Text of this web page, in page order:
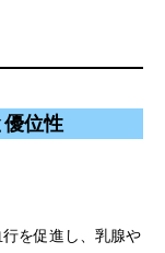
位性
を促進し、乳腺や